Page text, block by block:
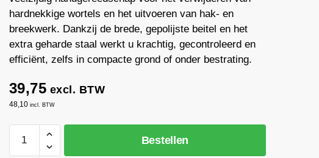
hardnekkige wortels en het uitvoeren van hak- en
breekwerk. Dankzij de brede, gepolijste beitel en het
extra geharde staal werkt u krachtig, gecontroleerd en
efficiënt, zelfs in compacte grond of onder bestrating.
39,75 excl. BTW
48,10incl. BTW
LABORA
Wortelsteker
Bestellen